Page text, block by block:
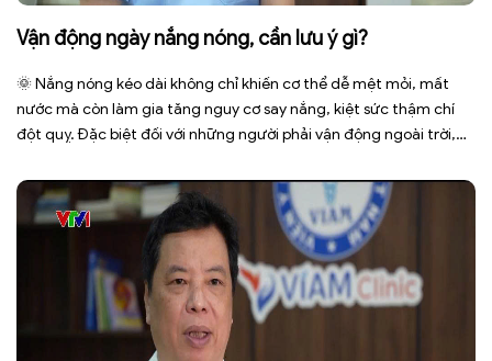
Vận động ngày nắng nóng, cần lưu ý gì?
🌞 Nắng nóng kéo dài không chỉ khiến cơ thể dễ mệt mỏi, mất
nước mà còn làm gia tăng nguy cơ say nắng, kiệt sức thậm chí
đột quỵ. Đặc biệt đối với những người phải vận động ngoài trời,